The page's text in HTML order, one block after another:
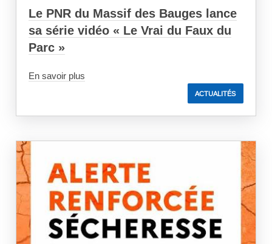
Le PNR du Massif des Bauges lance
sa série vidéo « Le Vrai du Faux du
Parc »
En savoir plus
ACTUALITÉS